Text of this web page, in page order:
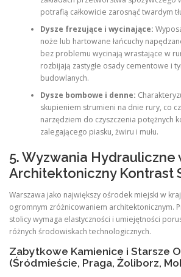
potrafią całkowicie zarosnąć twardym
Dysze frezujące i wycinające:
noże lub hartowane łańcuchy
bez problemu wycinają wrastające w
rozbijają zastygłe osady cementowe i
budowlanych.
Dysze bombowe i denne:
skupieniem strumieni na dnie rury, co
narzędziem do czyszczenia potężnych
zalegającego piasku, żwiru i mułu.
5. Wyzwania Hydrauliczne
Architektoniczny Kontrast
Warszawa jako największy ośrodek miejski w
ogromnym zróżnicowaniem architektonicznym.
stolicy wymaga elastyczności i umiejętności
różnych środowiskach technologicznych.
Zabytkowe Kamienice i Starsze
(Śródmieście, Praga, Żoliborz,